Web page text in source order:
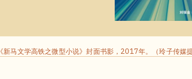
《新马文学高铁之微型小说》封面书影，2017年。（玲子传媒